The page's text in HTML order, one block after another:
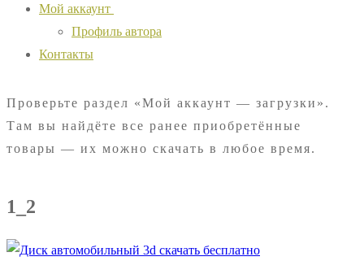
Мой аккаунт
Профиль автора
Контакты
Проверьте раздел «Мой аккаунт — загрузки».
Там вы найдёте все ранее приобретённые
товары — их можно скачать в любое время.
1_2